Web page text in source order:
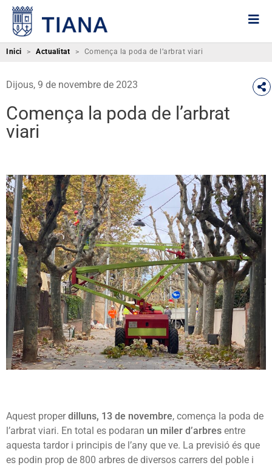
Inici > Actualitat > Comença la poda de l’arbrat viari
Dijous, 9 de novembre de 2023
Comença la poda de l’arbrat
viari
Aquest properdilluns, 13 de novembre, comença la poda de
l’arbrat viari. En total es podaran un miler d’arbres entre
aquesta tardor i principis de l’any que ve. La previsió és que
es podin prop de 800 arbres de diversos carrers del poble i